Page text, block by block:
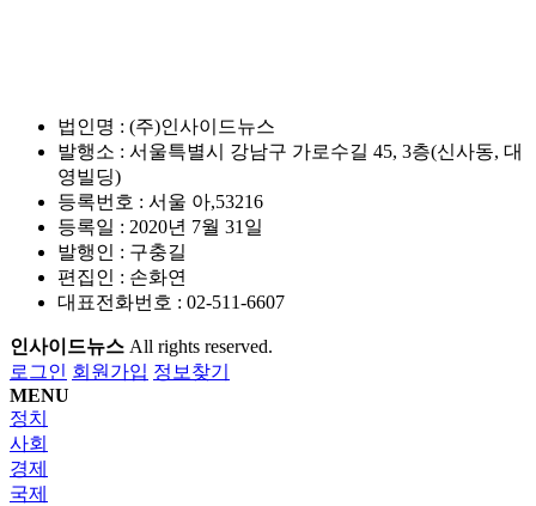
법인명 : (주)인사이드뉴스
발행소 : 서울특별시 강남구 가로수길 45, 3층(신사동, 대
영빌딩)
등록번호 : 서울 아,53216
등록일 : 2020년 7월 31일
발행인 : 구충길
편집인 : 손화연
대표전화번호 : 02-511-6607
인사이드뉴스 All rights reserved.
로그인 회원가입 정보찾기
MENU
정치
사회
경제
국제